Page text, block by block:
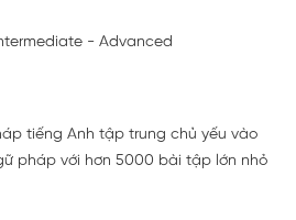
- Advanced
tiếng Anh tập trung chủ yếu vào
pháp với hơn 5000 bài tập lớn nhỏ